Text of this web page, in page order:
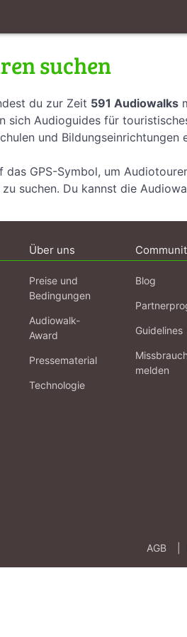
suchen
du zur Zeit 591 Audiowalks
sich Audioguides für
und Bildungseinrichtungen
das GPS-Symbol, um
suchen. Du kannst die
Über uns
Preise und
Bedingungen
Audiowalk-
Award
Pressematerial
Technologie
Blog
Guidelines
melden
AGB